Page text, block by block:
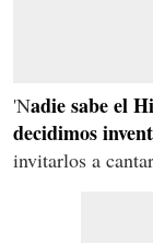
'Nadie sabe el
decidimos
invitarlos a